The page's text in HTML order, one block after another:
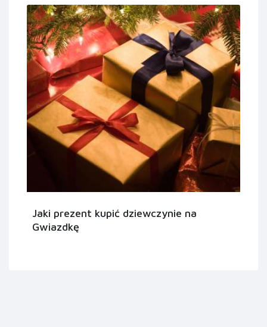
Jaki prezent kupić dziewczynie na
Gwiazdkę